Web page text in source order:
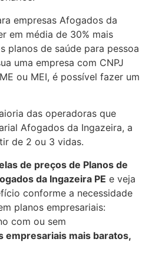
empresas Afogados da
em média de 30% mais
planos de saúde para pessoa
uma empresa com CNPJ
ou MEI, é possível fazer um
das operadoras que
Afogados da Ingazeira, a
de 2 ou 3 vidas.
de preços de Planos de
da Ingazeira PE e veja
conforme a necessidade
planos empresariais:
com ou sem
empresariais mais baratos,